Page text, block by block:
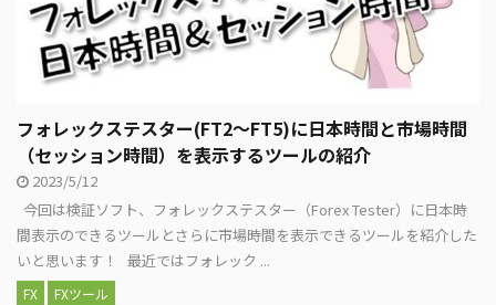
フォレックステスター(FT2～FT5)に日本時間と市場時間
（セッション時間）を表示するツールの紹介
2023/5/12
今回は検証ソフト、フォレックステスター（Forex Tester）に日本時
間表示のできるツールとさらに市場時間を表示できるツールを紹介した
いと思います！ 最近ではフォレック ...
FX FXツール